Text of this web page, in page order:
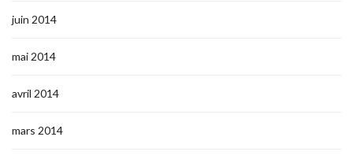
juin 2014
mai 2014
avril 2014
mars 2014